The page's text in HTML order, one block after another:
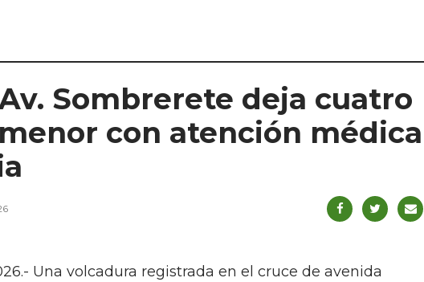
Sombrerete deja cuatro
con atención médica
Una volcadura registrada en el cruce de avenida